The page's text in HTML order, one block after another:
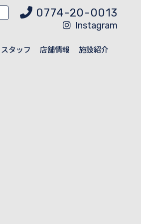
0774-20-0013
Instagram
スタッフ 店舗情報 施設紹介